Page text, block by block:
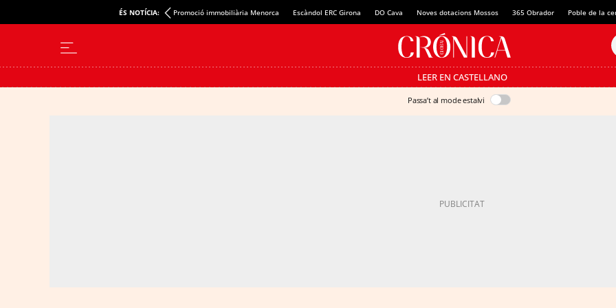
ÉS NOTÍCIA: Promoció immobiliària Menorca Escàndol ERC Girona DO Cava Noves dotacions Mossos 365 Obrador Poble de la
LEER EN CASTELLANO
Passa’t al mode estalvi